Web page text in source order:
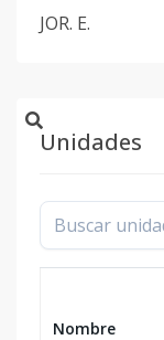
JOR. E.
Unidades
Nombre